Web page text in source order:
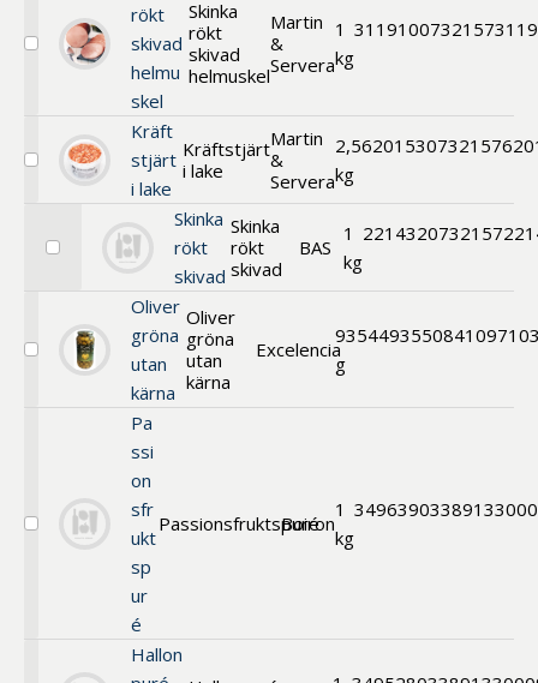
Välj
skivad
rökt
skivad
helmu
skel
Skinka
rökt
skivad
helmuskel
Martin
&
Servera
1
kg
311910
Välj
Kräft
stjärt
i lake
Kräftstjärt
i lake
Martin
&
Servera
2,5
kg
620153
Välj
rökt
Skinka
rökt
skivad
Skinka
rökt
skivad
BAS
1
kg
221432
Välj
Oliver
gröna
utan
kärna
Oliver
gröna
utan
kärna
Excelencia
935
g
449355
Välj
Pa
ssi
on
sfr
ukt
sp
ur
é
Passionsfruktspuré
Boiron
1
kg
349639
Hallon